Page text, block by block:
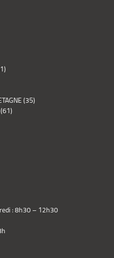
(35)
: 8h30 – 12h30